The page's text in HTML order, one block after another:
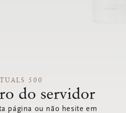
500
do servidor
página ou não hesite em